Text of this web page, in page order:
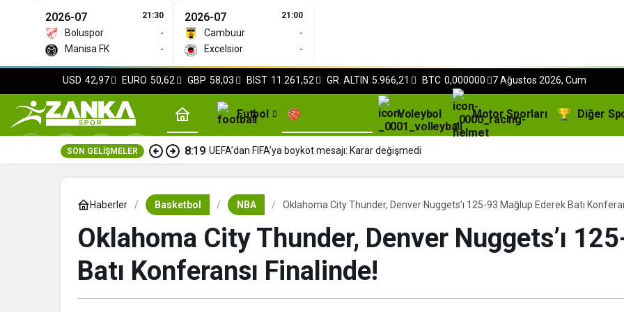
2026-07 21:30
Boluspor
-
Manisa FK
-
2026-07 21:00
Cambuur
-
Excelsior
-
USD 42,97 EURO 50,62 GBP 58,03 BIST 11.261,52 GR. ALTIN 5.966,21 BTC 0,000000 7 Ağustos 2026, Cum
Futbol Voleybol Motor Sporları Diğer
SON GELIŞMELER 8:19 UEFA’dan FIFA’ya boykot mesajı: Karar değişmedi
Haberler Basketbol NBA Oklahoma City Thunder, Denver Nuggets’ı 125-93 Mağlup Ederek Batı
Oklahoma City Thunder, Denver Nuggets’ı
Batı Konferansı Finalinde!